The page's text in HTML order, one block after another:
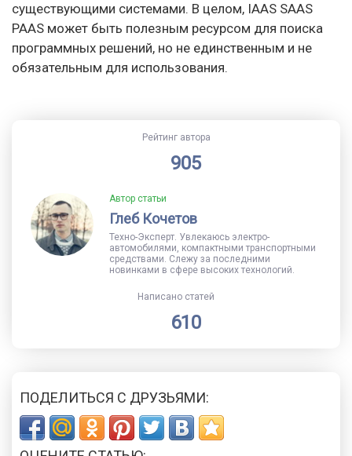
существующими системами. В целом, IAAS SAAS
PAAS может быть полезным ресурсом для поиска
программных решений, но не единственным и не
обязательным для использования.
Рейтинг автора
905
Автор статьи
Глеб Кочетов
Техно-Эксперт. Увлекаюсь электро-
автомобилями, компактными транспортными
средствами. Слежу за последними
новинками в сфере высоких технологий.
Написано статей
610
ПОДЕЛИТЬСЯ С ДРУЗЬЯМИ: